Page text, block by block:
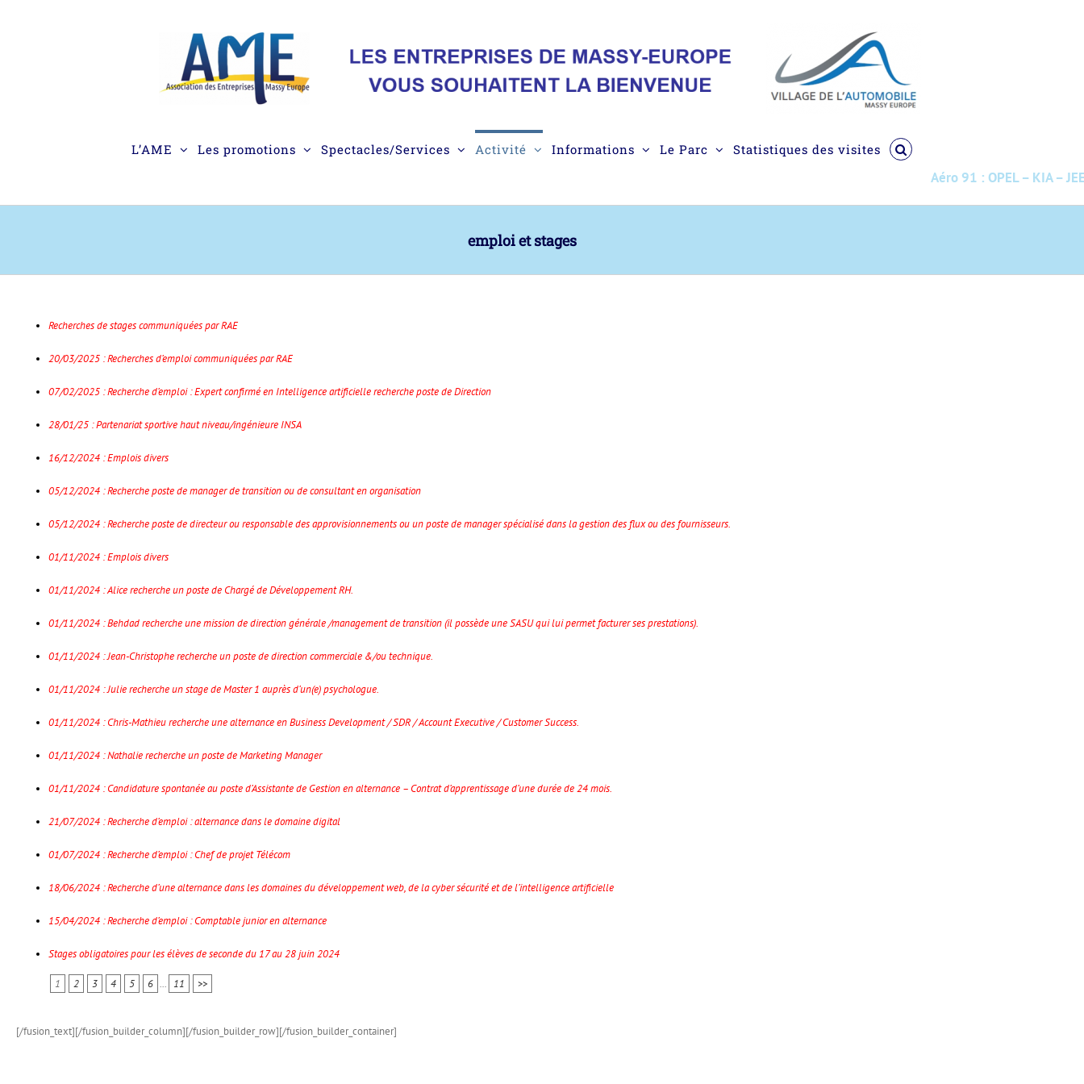
L’AME Les promotions Spectacles/Services Activité Informations Le Parc Statistiques des visites
Aéro 91 : OPEL – KIA –
emploi et stages
Recherches de stages communiquées par RAE
20/03/2025 : Recherches d’emploi communiquées par RAE
07/02/2025 : Recherche d’emploi : Expert confirmé en Intelligence artificielle recherche poste de Direction
28/01/25 : Partenariat sportive haut niveau/ingénieure INSA
16/12/2024 : Emplois divers
05/12/2024 : Recherche poste de manager de transition ou de consultant en organisation
05/12/2024 : Recherche poste de directeur ou responsable des approvisionnements ou un poste de manager spécialisé dans la gestion des flux ou des fournisseurs.
01/11/2024 : Emplois divers
01/11/2024 : Alice recherche un poste de Chargé de Développement RH.
01/11/2024 : Behdad recherche une mission de direction générale /management de transition (il possède une SASU qui lui permet facturer ses prestations).
01/11/2024 : Jean-Christophe recherche un poste de direction commerciale &/ou technique.
01/11/2024 : Julie recherche un stage de Master 1 auprès d’un(e) psychologue.
01/11/2024 : Chris-Mathieu recherche une alternance en Business Development / SDR / Account Executive / Customer Success.
01/11/2024 : Nathalie recherche un poste de Marketing Manager
01/11/2024 : Candidature spontanée au poste d’Assistante de Gestion en alternance – Contrat d’apprentissage d’une durée de 24 mois.
21/07/2024 : Recherche d’emploi : alternance dans le domaine digital
01/07/2024 : Recherche d’emploi : Chef de projet Télécom
18/06/2024 : Recherche d’une alternance dans les domaines du développement web, de la cyber sécurité et de l’intelligence artificielle
15/04/2024 : Recherche d’emploi : Comptable junior en alternance
Stages obligatoires pour les élèves de seconde du 17 au 28 juin 2024
1 2 3 4 5 6 ... 11 >>
[/fusion_text][/fusion_builder_column][/fusion_builder_row][/fusion_builder_container]